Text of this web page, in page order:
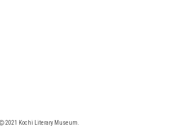
2021 Kochi Literary Museum.